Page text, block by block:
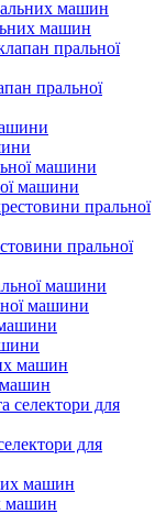
машин
пральної
машини
пральної
машини
для
машин